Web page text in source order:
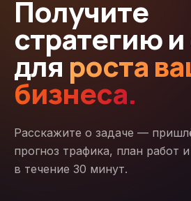
Получите
стратегию
для роста
бизнеса.
Расскажите о задаче —
прогноз трафика, план работ
в течение 30 минут.